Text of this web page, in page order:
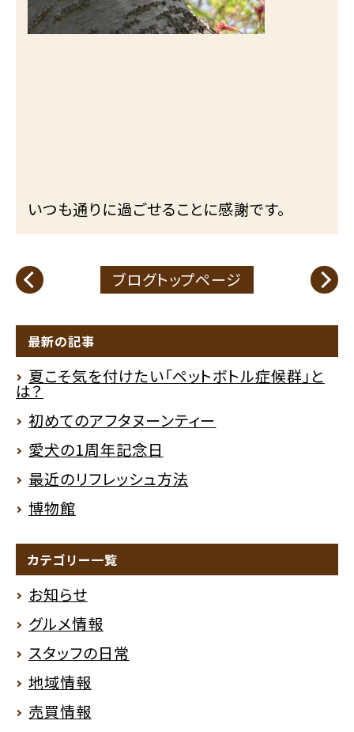
いつも通りに過ごせることに感謝です。
ブログトップページ
最新の記事
夏こそ気を付けたい「ペットボトル症候群」と
は？
初めてのアフタヌーンティー
愛犬の1周年記念日
最近のリフレッシュ方法
博物館
カテゴリー一覧
お知らせ
グルメ情報
スタッフの日常
地域情報
売買情報